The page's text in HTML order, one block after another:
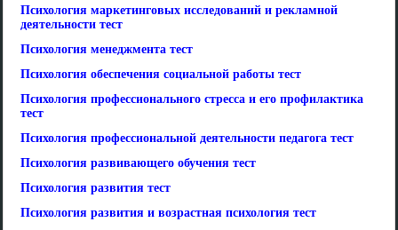
Психология маркетинговых исследований и рекламной
деятельности тест
Психология менеджмента тест
Психология обеспечения социальной работы тест
Психология профессионального стресса и его профилактика
тест
Психология профессиональной деятельности педагога тест
Психология развивающего обучения тест
Психология развития тест
Психология развития и возрастная психология тест